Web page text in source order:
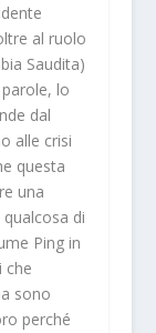
al ruolo
Saudita)
lo
dal
alle crisi
questa
una
di
Ping in
che
sono
perché